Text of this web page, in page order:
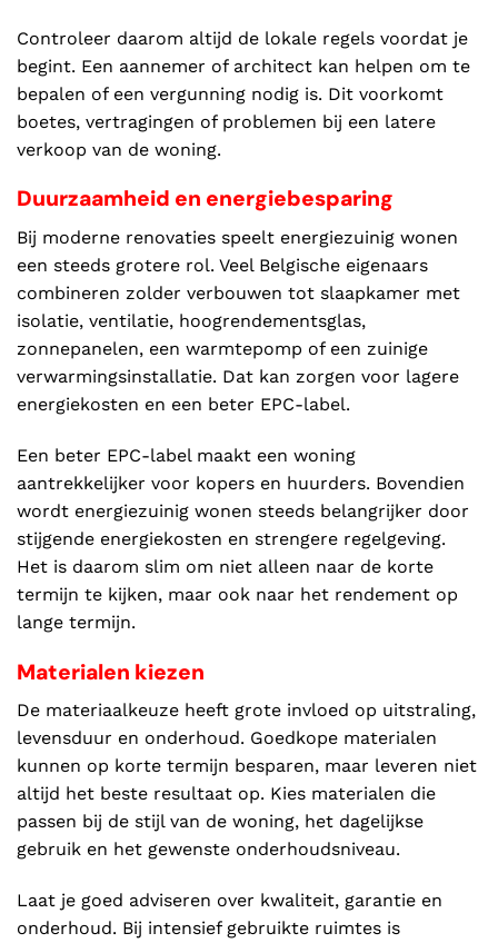
Controleer daarom altijd de lokale regels voordat je
begint. Een aannemer of architect kan helpen om te
bepalen of een vergunning nodig is. Dit voorkomt
boetes, vertragingen of problemen bij een latere
verkoop van de woning.
Duurzaamheid en energiebesparing
Bij moderne renovaties speelt energiezuinig wonen
een steeds grotere rol. Veel Belgische eigenaars
combineren zolder verbouwen tot slaapkamer met
isolatie, ventilatie, hoogrendementsglas,
zonnepanelen, een warmtepomp of een zuinige
verwarmingsinstallatie. Dat kan zorgen voor lagere
energiekosten en een beter EPC-label.
Een beter EPC-label maakt een woning
aantrekkelijker voor kopers en huurders. Bovendien
wordt energiezuinig wonen steeds belangrijker door
stijgende energiekosten en strengere regelgeving.
Het is daarom slim om niet alleen naar de korte
termijn te kijken, maar ook naar het rendement op
lange termijn.
Materialen kiezen
De materiaalkeuze heeft grote invloed op uitstraling,
levensduur en onderhoud. Goedkope materialen
kunnen op korte termijn besparen, maar leveren niet
altijd het beste resultaat op. Kies materialen die
passen bij de stijl van de woning, het dagelijkse
gebruik en het gewenste onderhoudsniveau.
Laat je goed adviseren over kwaliteit, garantie en
onderhoud. Bij intensief gebruikte ruimtes is